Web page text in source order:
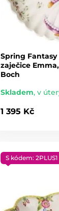
Spring Fantasy
zaječice
Boch
Skladem, v
1 395 Kč
S kódem: 2PLUS1